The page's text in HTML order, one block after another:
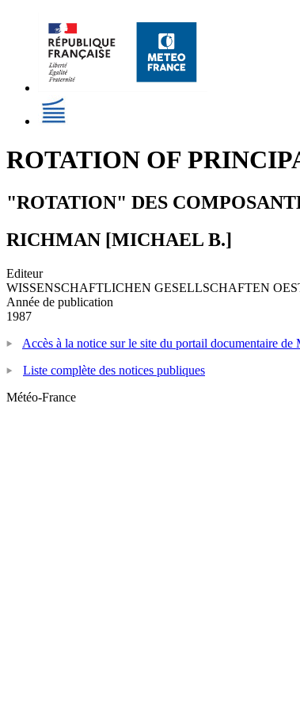
ROTATION OF
"ROTATION" DES
RICHMAN [MICHAEL B.]
Editeur
WISSENSCHAFTLICHEN GESELLSCHAFTEN
Année de publication
1987
Accès à la notice sur le site du portail documentaire de
Liste complète des notices publiques
Météo-France